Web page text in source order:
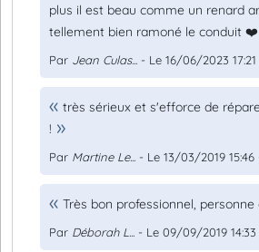
plus il est beau comme un renard
tellement bien ramoné le conduit ❤️
Par Jean Culas... - Le 16/06/2023 17:21
très sérieux et s'efforce de
!
Par Martine Le... - Le 13/03/2019 15:46
Très bon professionnel,
Par Déborah L... - Le 09/09/2019 14:33